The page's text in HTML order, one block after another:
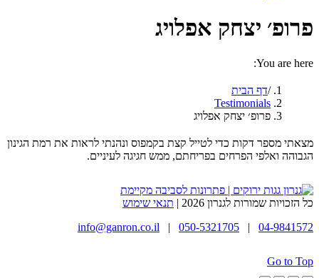
פרופ׳ יצחק אפלויג
You are here:
דף הבית
Testimonials
פרופ׳ יצחק אפלויג
מצאתי מספר דקות כדי לטייל קצת בקמפוס ונהנתי לראות את רמת הגינון
הגבוהה ואלפי הפרחים בפריחתם, ממש חגיגה לעיניים.
כל הזכויות שמורות לגנרון 2026 |
תנאי שימוש
04-9841572
|
050-5321705
|
info@ganron.co.il
Go to Top